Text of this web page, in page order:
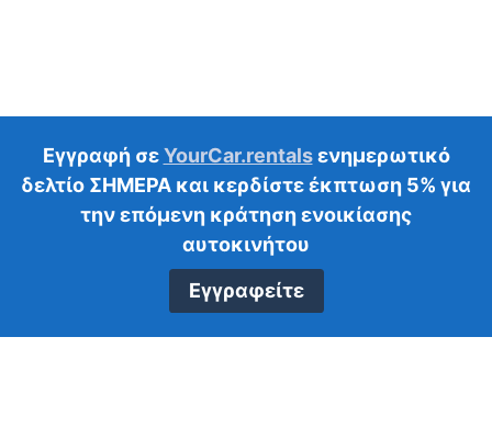
Εγγραφή σεYourCar.rentalsενημερωτικό
δελτίο ΣΗΜΕΡΑ και κερδίστε έκπτωση 5% για
την επόμενη κράτηση ενοικίασης
αυτοκινήτου
Εγγραφείτε